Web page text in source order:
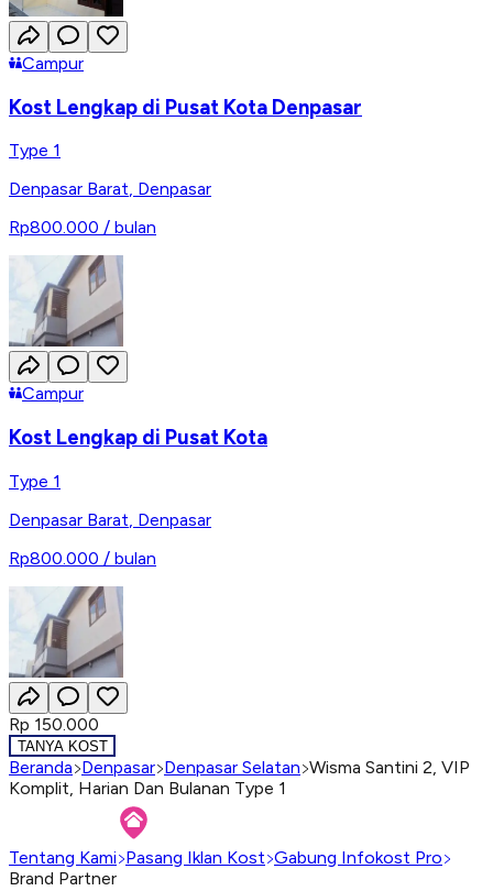
Campur
Kost Lengkap di Pusat Kota Denpasar
Type 1
Denpasar Barat, Denpasar
Rp800.000 / bulan
Campur
Kost Lengkap di Pusat Kota
Type 1
Denpasar Barat Denpasar
Rp800.000 / bulan
Rp 150.000
TANYA KOST
Beranda Denpasar Denpasar Selatan Wisma Santini 2, VIP
Komplit, Harian Dan Bulanan Type 1
Tentang Kami Pasang Iklan Kost Gabung Infokost Pro
Brand Partner